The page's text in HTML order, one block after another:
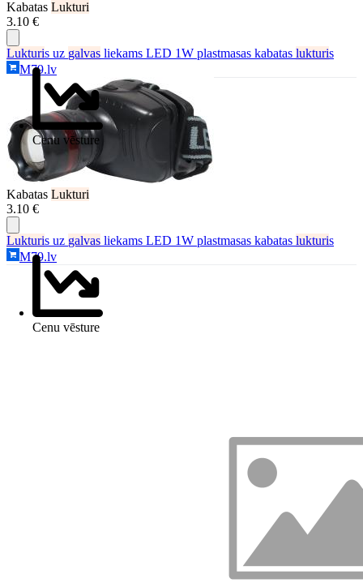
Kabatas Lukturi
3.10 €
Cenu vēsture
Lukturis uz galvas liekams LED 1W plastmasas kabatas lukturis
M79.lv
Kabatas Lukturi
3.10 €
Cenu vēsture
Lukturis uz galvas liekams LED 1W plastmasas kabatas lukturis
M79.lv